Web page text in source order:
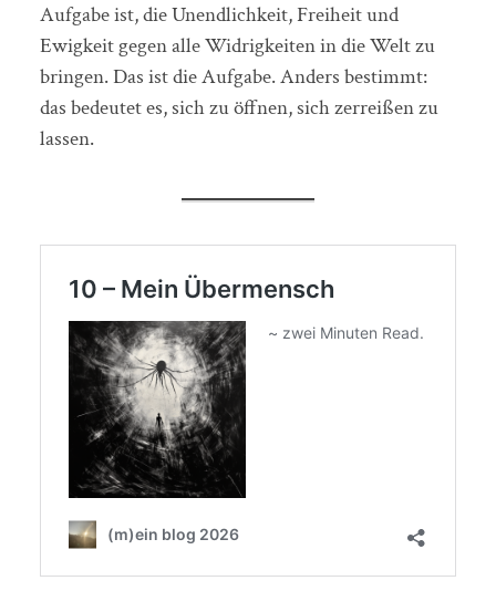
Aufgabe ist, die Unendlichkeit, Freiheit und
Ewigkeit gegen alle Widrigkeiten in die Welt zu
bringen. Das ist die Aufgabe. Anders bestimmt:
das bedeutet es, sich zu öffnen, sich zerreißen zu
lassen.